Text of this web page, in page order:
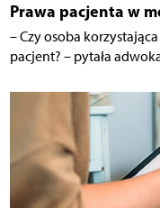
Prawa pacjenta w
– Czy osoba
pacjent? – pytała